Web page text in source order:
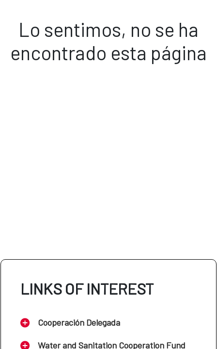
Lo sentimos, no se ha
encontrado esta página
LINKS OF INTEREST
Cooperación Delegada
Water and Sanitation Cooperation Fund